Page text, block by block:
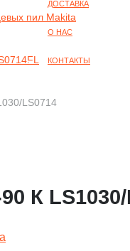
ДОСТАВКА
О НАС
КОНТАКТЫ
пил Makita
LS0714
К LS1030/